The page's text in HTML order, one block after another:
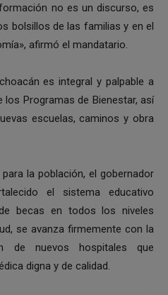
no es un discurso, es
bolsillos de las familias y en el
afirmó el mandatario.
es integral y palpable a
Programas de Bienestar, así
escuelas, caminos y obra
la población, el gobernador
el sistema educativo
becas en todos los niveles
se avanza firmemente con la
de nuevos hospitales que
digna y de calidad.